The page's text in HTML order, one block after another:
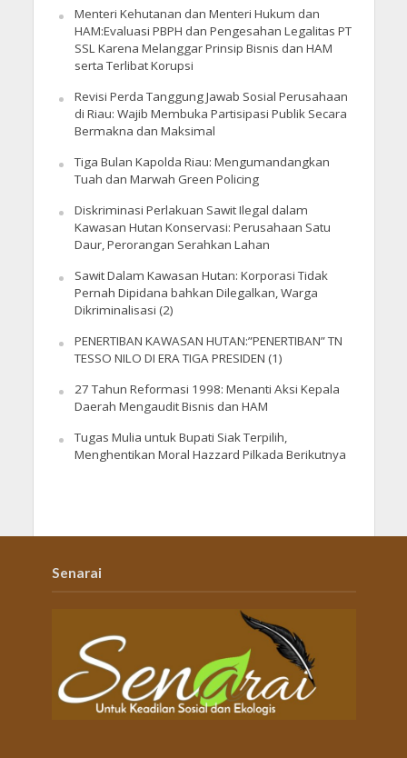
Menteri Kehutanan dan Menteri Hukum dan
HAM:Evaluasi PBPH dan Pengesahan Legalitas PT
SSL Karena Melanggar Prinsip Bisnis dan HAM
serta Terlibat Korupsi
Revisi Perda Tanggung Jawab Sosial Perusahaan
di Riau: Wajib Membuka Partisipasi Publik Secara
Bermakna dan Maksimal
Tiga Bulan Kapolda Riau: Mengumandangkan
Tuah dan Marwah Green Policing
Diskriminasi Perlakuan Sawit Ilegal dalam
Kawasan Hutan Konservasi: Perusahaan Satu
Daur, Perorangan Serahkan Lahan
Sawit Dalam Kawasan Hutan: Korporasi Tidak
Pernah Dipidana bahkan Dilegalkan, Warga
Dikriminalisasi (2)
PENERTIBAN KAWASAN HUTAN:”PENERTIBAN” TN
TESSO NILO DI ERA TIGA PRESIDEN (1)
27 Tahun Reformasi 1998: Menanti Aksi Kepala
Daerah Mengaudit Bisnis dan HAM
Tugas Mulia untuk Bupati Siak Terpilih,
Menghentikan Moral Hazzard Pilkada Berikutnya
Senarai